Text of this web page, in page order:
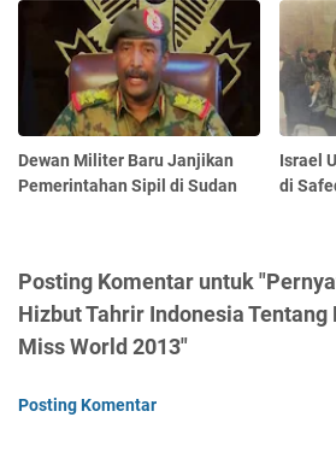
Dewan Militer Baru Janjikan
Pemerintahan Sipil di Sudan
Israel
di
Posting Komentar untuk
Hizbut Tahrir Indonesia
Miss World 2013"
Posting Komentar